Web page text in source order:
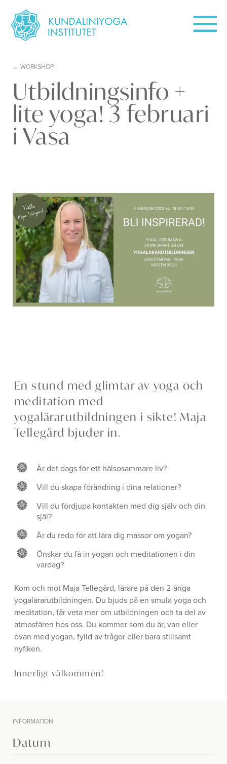
WORKSHOP
Utbildningsinfo +
lite yoga! 3 februari
i Vasa
En stund med glimtar av yoga och
meditation med
yogalärarutbildningen i sikte! Maja
Tellegård bjuder in.
Är det dags för ett hälsosammare liv?
Vill du skapa förändring i dina relationer?
Vill du fördjupa kontakten med dig själv och din
själ?
Är du redo för att lära dig massor om yogan?
Önskar du få in yogan och meditationen i din
vardag?
Kom och möt Maja Tellegård, lärare på den 2-åriga
yogalärarutbildningen. Du bjuds på en smula yoga och
meditation, får veta mer om utbildningen och ta del av
atmosfären hos oss. Du kommer som du är, van eller
ovan med yogan, fylld av frågor eller bara stillsamt
nyfiken.
Innerligt välkommen!
INFORMATION
Datum